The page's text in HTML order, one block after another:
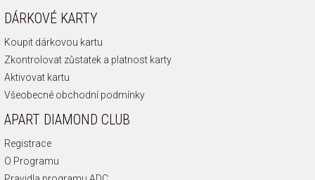
DÁRKOVÉ KARTY
Koupit dárkovou kartu
Zkontrolovat zůstatek a platnost karty
Aktivovat kartu
Všeobecné obchodní podmínky
APART DIAMOND CLUB
Registrace
O Programu